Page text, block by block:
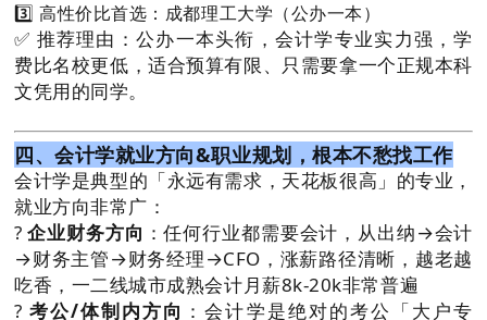
3️⃣ 高性价比首选：成都理工大学（公办一本）
✅ 推荐理由：公办一本头衔，会计学专业实力强，学
费比名校更低，适合预算有限、只需要拿一个正规本科
文凭用的同学。
四、会计学就业方向&职业规划，根本不愁找工作
会计学是典型的「永远有需求，天花板很高」的专业，
就业方向非常广：
?企业财务方向 ：任何行业都需要会计，从出纳→会计
→财务主管→财务经理→CFO，涨薪路径清晰，越老越
吃香，一二线城市成熟会计月薪8k-20k非常普遍
? 考公/体制内方向 ：会计学是绝对的考公「大户专